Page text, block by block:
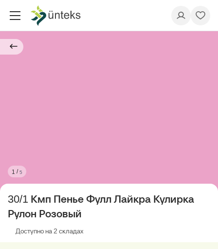
1 /5
30/1 Кмп Пенье Фулл Лайкра Кулирка
Рулон Розовый
Доступно на 2 cкладах